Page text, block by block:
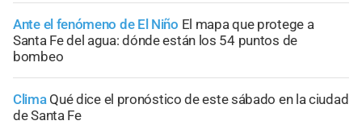
Ante el fenómeno de El Niño El mapa que protege a
Santa Fe del agua: dónde están los 54 puntos de
bombeo
Clima Qué dice el pronóstico de este sábado en la ciudad
de Santa Fe